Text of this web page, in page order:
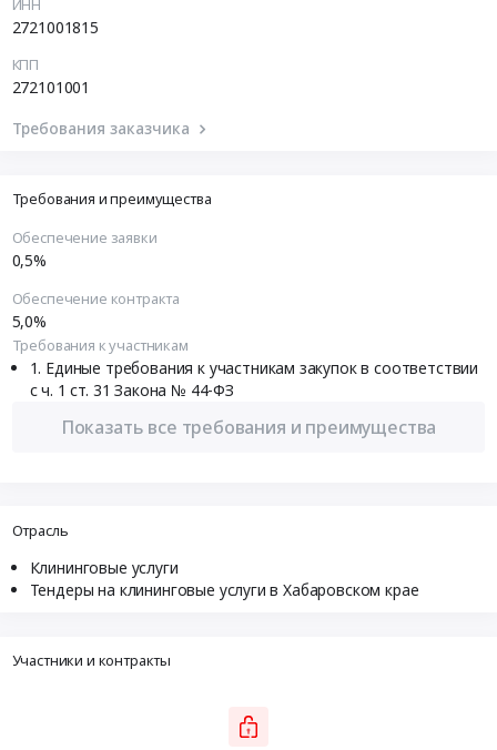
2721001815
КПП
272101001
Требования заказчика
Требования и преимущества
Обеспечение заявки
0,5%
Обеспечение контракта
5,0%
Требования к участникам
Единые требования к участникам закупок в соответствии
с ч. 1 ст. 31 Закона № 44-ФЗ
Показать все требования и преимущества
Отрасль
Клининговые услуги
Тендеры на клининговые услуги в Хабаровском крае
Участники и контракты